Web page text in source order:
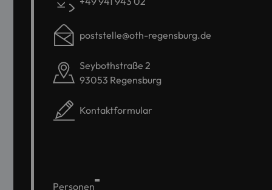
poststelle@oth-regensburg.de
Seybothstraße 2
93053 Regensburg
Kontaktformular
Personen